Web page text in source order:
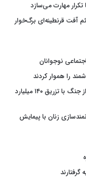
مهارت می‌سازد
آفت قرنطینه‌ای برگ‌خوار
نوجوانان
را هموار کردند
مهار موج تعدیل نیروی شرکت‌های فناور پس از جنگ با تزریق ۱۴۰ میلیارد
زنان با پیمایش